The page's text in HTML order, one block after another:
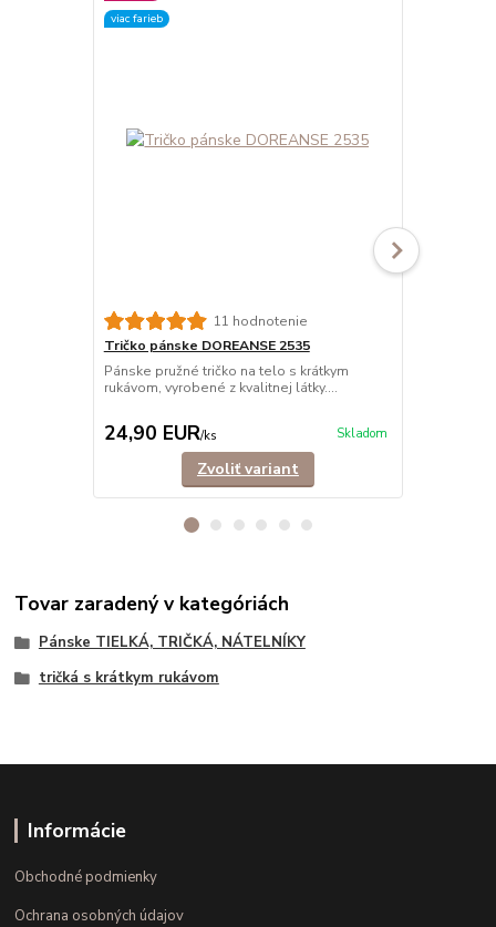
viac farieb
11 hodnotenie
Tričko pánske DOREANSE 2535
Pánske pružné tričko na telo s krátkym
rukávom, vyrobené z kvalitnej látky....
24,90 EUR/ks Skladom
Zvoliť variant
Tovar zaradený v kategóriách
Pánske TIELKÁ, TRIČKÁ, NÁTELNÍKY
tričká s krátkym rukávom
Informácie
Obchodné podmienky
Ochrana osobných údajov